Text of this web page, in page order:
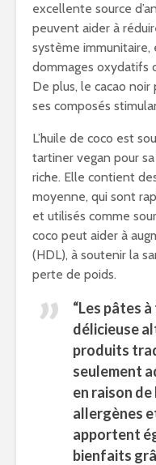
excellente source
peuvent aider à
système
dommages oxydatifs
De plus, le cacao noir
ses composés
L’huile de coco est
tartiner vegan pour
riche. Elle contient
moyenne, qui sont
et utilisés comme
coco peut aider à
(HDL), à soutenir la
perte de poids.
“Les pâtes
délicieuse
produits
seulement
en raison
allergènes
apportent
bienfaits